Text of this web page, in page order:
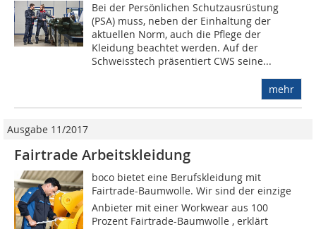
Bei der Persönlichen Schutzausrüstung
(PSA) muss, neben der Einhaltung der
aktuellen Norm, auch die Pflege der
Kleidung beachtet werden. Auf der
Schweisstech präsentiert CWS seine...
mehr
Ausgabe 11/2017
Fairtrade Arbeitskleidung
boco bietet eine Berufskleidung mit
Fairtrade-Baumwolle. Wir sind der einzige
Anbieter mit einer Workwear aus 100
Prozent Fairtrade-Baumwolle , erklärt